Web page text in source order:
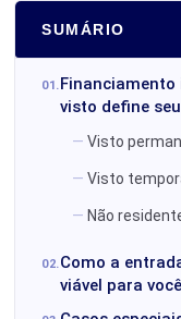
SUMÁRIO
visto define
Visto
Visto
Não
Como a
viável para você